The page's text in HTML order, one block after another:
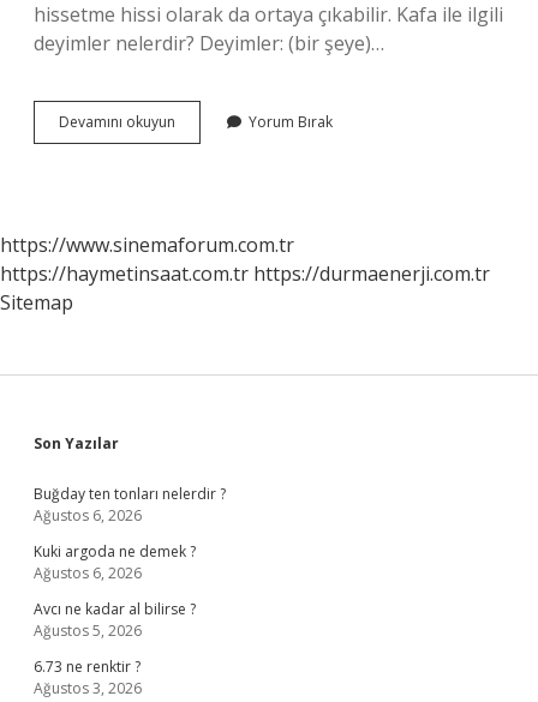
hissetme hissi olarak da ortaya çıkabilir. Kafa ile ilgili
deyimler nelerdir? Deyimler: (bir şeye)…
Devamını okuyun
Karışmak
Yorum Bırak
https://www.sinemaforum.com.tr
https://haymetinsaat.com.tr https://durmaenerji.com.tr
Sitemap
Sidebar
Son Yazılar
Buğday ten tonları nelerdir ?
Ağustos 6, 2026
Kuki argoda ne demek ?
Ağustos 6, 2026
Avcı ne kadar al bilirse ?
Ağustos 5, 2026
6.73 ne renktir ?
Ağustos 3, 2026